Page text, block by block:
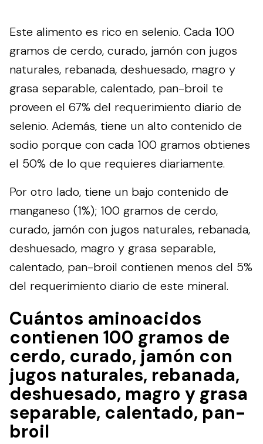
Este alimento es rico en selenio. Cada 100
gramos de cerdo, curado, jamón con jugos
naturales, rebanada, deshuesado, magro y
grasa separable, calentado, pan-broil te
proveen el 67% del requerimiento diario de
selenio. Además, tiene un alto contenido de
sodio porque con cada 100 gramos obtienes
el 50% de lo que requieres diariamente.
Por otro lado, tiene un bajo contenido de
manganeso (1%); 100 gramos de cerdo,
curado, jamón con jugos naturales, rebanada,
deshuesado, magro y grasa separable,
calentado, pan-broil contienen menos del 5%
del requerimiento diario de este mineral.
Cuántos aminoacidos
contienen 100 gramos de
cerdo, curado, jamón con
jugos naturales, rebanada,
deshuesado, magro y grasa
separable, calentado, pan-
broil